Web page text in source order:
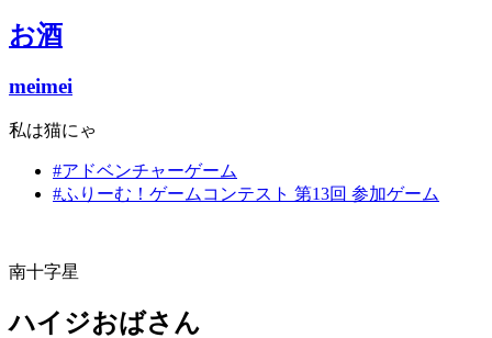
お酒
meimei
私は猫にゃ
#アドベンチャーゲーム
#ふりーむ！ゲームコンテスト 第13回 参加ゲーム
南十字星
ハイジおばさん